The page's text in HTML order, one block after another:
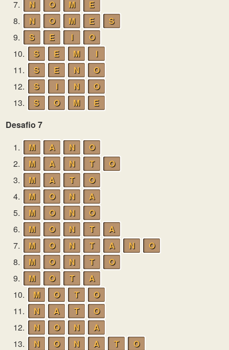
7. N O M
E
8.
N O M E
S
9.
S E I
O
10.
S E M
I
11.
S E N
O
12.
S I N
O
13.
S O M
E
Desafio 7
1.
M A N
O
2.
M A N T
O
3.
M A T
O
4.
M O N
A
5.
M O N
O
6.
M O N T
A
7.
M O N T A N
O
8.
M O N T
O
9.
M O T
A
10.
M O T
O
11.
N A T
O
12.
N O N
A
13.
N O N A T
O